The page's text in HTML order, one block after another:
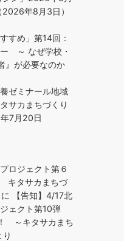
年8月3日）
すめ」第14回：
ー ～ なぜ学校・
』が必要なのか
ゼミナール地域
サカまちづくり
7月20日
ロジェクト第６
キタサカまちづ
に
【告知】4/17北
ェクト第10弾
～キタサカまち
り